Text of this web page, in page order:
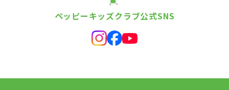
ペッピーキッズクラブ公式SNS